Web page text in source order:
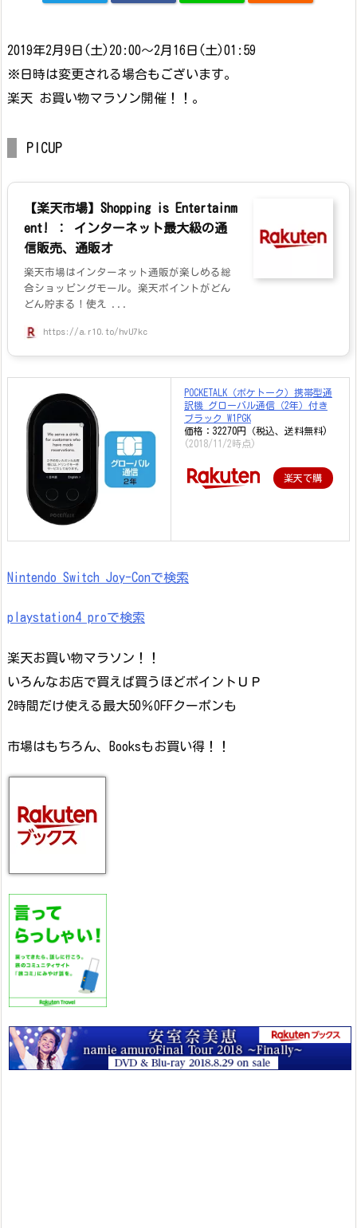
2019年2月9日(土)20:00～2月16日(土)01:59
※日時は変更される場合もございます。
楽天 お買い物マラソン開催！！。
PICUP
【楽天市場】Shopping is Entertainm
ent! ： インターネット最大級の通
信販売、通販オ
楽天市場はインターネット通販が楽しめる総
合ショッピングモール。楽天ポイントがどん
どん貯まる！使え ...
https://a.r10.to/hvU7kc
POCKETALK（ポケトーク）携帯型通
訳機 グローバル通信（2年）付き
ブラック W1PGK
価格：32270円（税込、送料無料)
(2018/11/2時点)
楽天で購
Nintendo Switch Joy-Conで検索
playstation4 proで検索
楽天お買い物マラソン！！
いろんなお店で買えば買うほどポイントＵＰ
2時間だけ使える最大50％OFFクーポンも
市場はもちろん、Booksもお買い得！！